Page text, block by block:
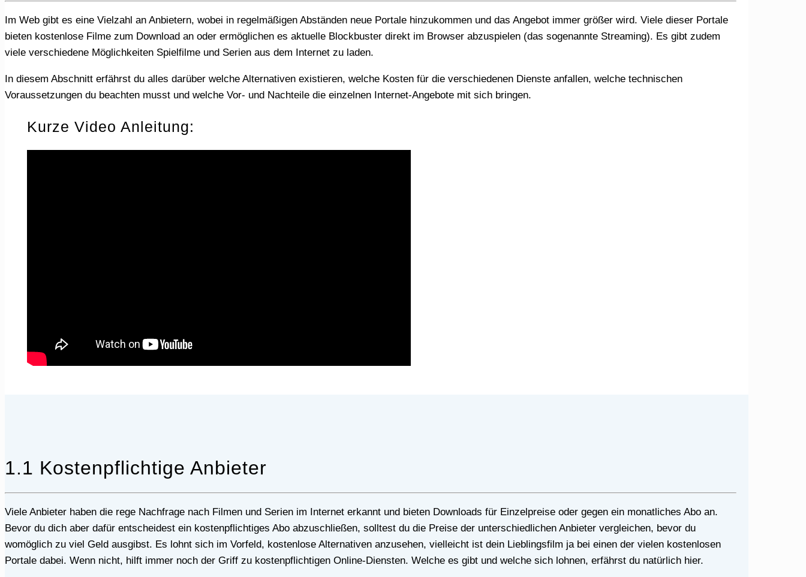
bieten kostenlose Filme zum Download an oder ermöglichen es aktuelle Blockbuster direkt im Browser abzuspielen (das sogenannte Streaming). Es gibt zudem
viele verschiedene Möglichkeiten Spielfilme und Serien aus dem Internet zu laden.
Voraussetzungen du beachten musst und welche Vor- und Nachteile die einzelnen Internet-Angebote mit sich bringen.
Kurze Video Anleitung:
1.1 Kostenpflichtige Anbieter
Viele Anbieter haben die rege Nachfrage nach Filmen und Serien im Internet erkannt und bieten Downloads für Einzelpreise oder gegen ein monatliches Abo an.
Bevor du dich aber dafür entscheidest ein kostenpflichtiges Abo abzuschließen, solltest du die Preise der unterschiedlichen Anbieter vergleichen, bevor du
womöglich zu viel Geld ausgibst. Es lohnt sich im Vorfeld, kostenlose Alternativen anzusehen, vielleicht ist dein Lieblingsfilm ja bei einen der vielen kostenlosen
Portale dabei. Wenn nicht, hilft immer noch der Griff zu kostenpflichtigen Online-Diensten. Welche es gibt und welche sich lohnen, erfährst du natürlich hier.